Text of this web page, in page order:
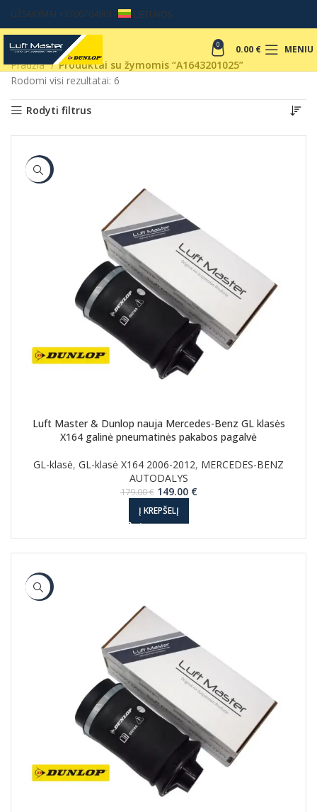
UŽSAKYMAI +37067049017 LIETUVOS
0 0.00 € MENIU
Pradžia
Produktai su žymomis “A1643201025”
Rodomi visi rezultatai: 6
Rodyti filtrus
-17%
Luft Master & Dunlop nauja Mercedes-Benz GL klasės
X164 galinė pneumatinės pakabos pagalvė
GL-klasė, GL-klasė X164 2006-2012, MERCEDES-BENZ
AUTODALYS
179.00€ Original
price
was:
149.00 €Current
Į KREPŠELĮ
-17%